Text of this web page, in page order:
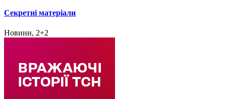
Секретні матеріали
Новини, 2+2